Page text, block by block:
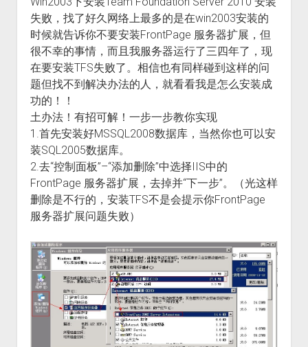
Python程序
平淡人生
失败，找了好久网络上最多的是在win2003安装的
时候就告诉你不要安装FrontPage 服务器扩展，但
很不幸的事情，而且我服务器运行了三四年了，现
在要安装TFS失败了。相信也有同样碰到这样的问
题但找不到解决办法的人，就看看我是怎么安装成
功的！！
土办法！有招可解！一步一步教你实现
1.首先安装好MSSQL2008数据库，当然你也可以安
装SQL2005数据库。
2.去“控制面板”–“添加删除”中选择IIS中的
FrontPage 服务器扩展，去掉并“下一步”。（光这样
删除是不行的，安装TFS不是会提示你FrontPage
服务器扩展问题失败）